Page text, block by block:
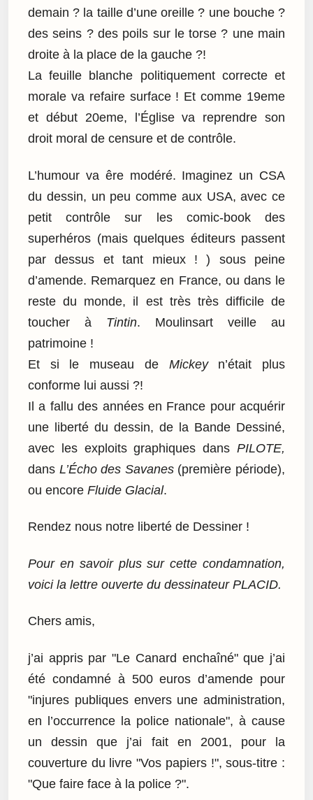
demain ? la taille d’une oreille ? une bouche ?
des seins ? des poils sur le torse ? une main
droite à la place de la gauche ?!
La feuille blanche politiquement correcte et
morale va refaire surface ! Et comme 19eme
et début 20eme, l’Église va reprendre son
droit moral de censure et de contrôle.
L’humour va êre modéré. Imaginez un CSA
du dessin, un peu comme aux USA, avec ce
petit contrôle sur les comic-book des
superhéros (mais quelques éditeurs passent
par dessus et tant mieux ! ) sous peine
d’amende. Remarquez en France, ou dans le
reste du monde, il est très très difficile de
toucher à Tintin. Moulinsart veille au
patrimoine !
Et si le museau de Mickeyn’était plus
conforme lui aussi ?!
Il a fallu des années en France pour acquérir
une liberté du dessin, de la Bande Dessiné,
avec les exploits graphiques dans PILOTE,
dans L’Écho des Savanes(première période),
ou encore Fluide Glacial.
Rendez nous notre liberté de Dessiner !
Pour en savoir plus sur cette condamnation,
voici la lettre ouverte du dessinateur PLACID.
Chers amis,
j’ai appris par "Le Canard enchaîné" que j’ai
été condamné à 500 euros d’amende pour
"injures publiques envers une administration,
en l’occurrence la police nationale", à cause
un dessin que j’ai fait en 2001, pour la
couverture du livre "Vos papiers !", sous-titre :
"Que faire face à la police ?".